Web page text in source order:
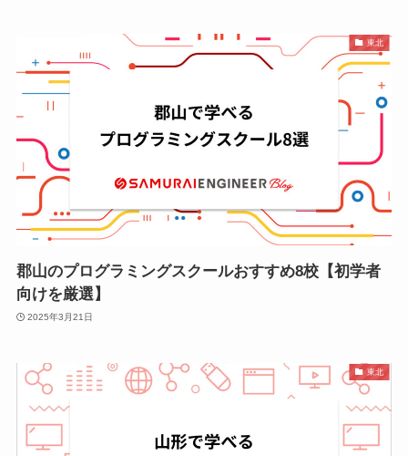
東北
郡山のプログラミングスクールおすすめ8校【初学者
向けを厳選】
2025年3月21日
東北